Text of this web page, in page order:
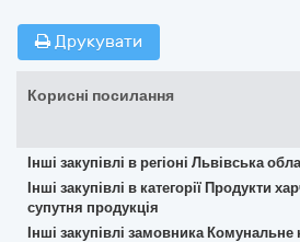
Друкувати
Корисні посилання
Інші закупівлі в регіоні Львівська
Інші закупівлі в категорії Продукти
супутня продукція
Інші закупівлі замовника